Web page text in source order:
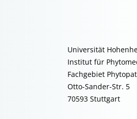
Universität
Institut für
Fachgebiet
Otto-Sander-Str. 5
70593 Stuttgart